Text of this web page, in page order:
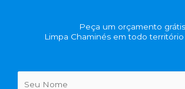
Peça um orçamento grátis
Limpa Chaminés em todo